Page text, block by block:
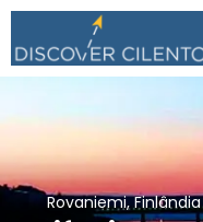
Rovaniemi, Finlândia